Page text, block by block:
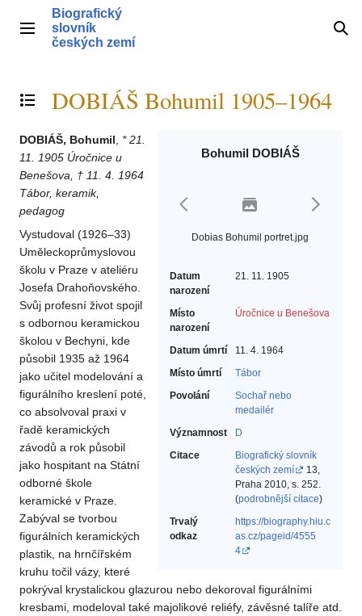
obsahHlavní menu
Biografický
slovník
českých zemí
Přepnout obsah
DOBIÁŠ Bohumil 1905–1964
Bohumil DOBIÁŠ
Dobias Bohumil portret.jpg
Datum
narození
21. 11. 1905
Místo
narození
Úročnice u Benešova
Datum úmrtí
11. 4. 1964
Místo úmrtí
Tábor
Povolání
Sochař nebo
medailér‎
Významnost
D
Citace
Biografický slovník
českých zemí
13,
Praha 2010, s. 252.
(podrobnější citace)
Trvalý
odkaz
https://biography.hiu.c
as.cz/pageid/4555
4
DOBIÁŠ, Bohumil
* 21.
11. 1905 Úročnice u
Benešova, † 11. 4. 1964
Tábor, keramik,
pedagog
Vystudoval (1926–33)
Uměleckoprůmyslovou
školu v Praze v ateliéru
Josefa Drahoňovského.
Svůj profesní život spojil
s odbornou keramickou
školou v Bechyni, kde
působil 1935 až 1964
jako učitel modelování a
figurálního kreslení poté,
co absolvoval praxi v
řadě keramických
závodů a rok působil
jako hospitant na Státní
odborné škole
keramické v Praze.
Zabýval se tvorbou
figurálních keramických
plastik, na hrnčířském
kruhu točil vázy, které
pokrýval krystalickou glazurou nebo dekoroval figurálními
kresbami, modeloval také majolikové reliéfy, závěsné talíře atd.